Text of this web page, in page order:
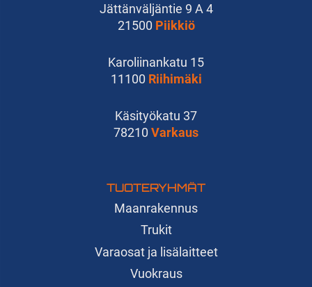
TUOTERYHMÄT
Maanrakennus
Trukit
Varaosat ja lisälaitteet
Vuokraus
Jättänväljäntie 9 A 4
21500 Piikkiö
Karoliinankatu 15
11100 Riihimäki
Käsityökatu 37
78210 Varkaus